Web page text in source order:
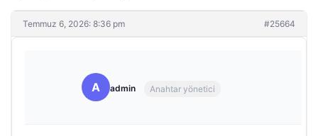
Temmuz 6, 2026: 8:36 pm #25664
A admin Anahtar yönetici